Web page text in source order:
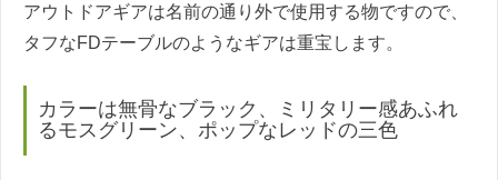
アウトドアギアは名前の通り外で使用する物ですので、
タフなFDテーブルのようなギアは重宝します。
カラーは無骨なブラック、ミリタリー感あふれ
るモスグリーン、ポップなレッドの三色